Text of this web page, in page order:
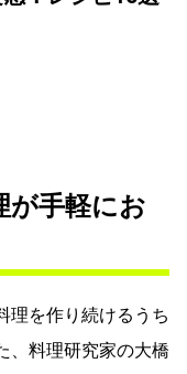
が手軽にお
理を作り続けるうち
、料理研究家の大橋